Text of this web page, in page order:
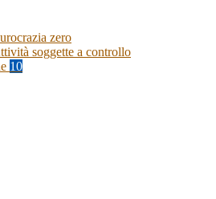
zero
soggette a controllo
10